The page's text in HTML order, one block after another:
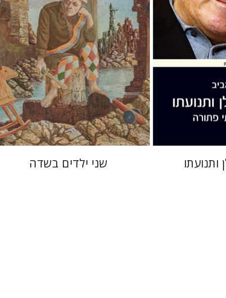
מודפס
ותנועתו
הנחת אתר ספר מודפס
$31
$28
שני ילדים בשדה